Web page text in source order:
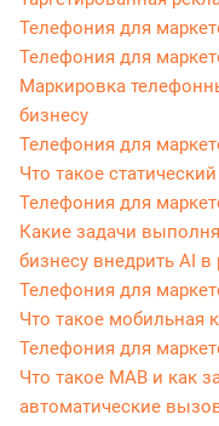
Телефония для
Телефония для
Маркировка
бизнесу
Телефония для
Что такое
Телефония для
Какие задачи
бизнесу внедрить AI в
Телефония для
Что такое мобильная
Телефония для
Что такое МАВ и как
автоматические